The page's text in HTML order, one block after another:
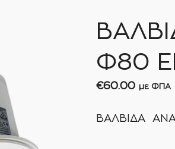
Φ80
€60.00 με ΦΠΑ
ΒΑΛΒΙΔΑ